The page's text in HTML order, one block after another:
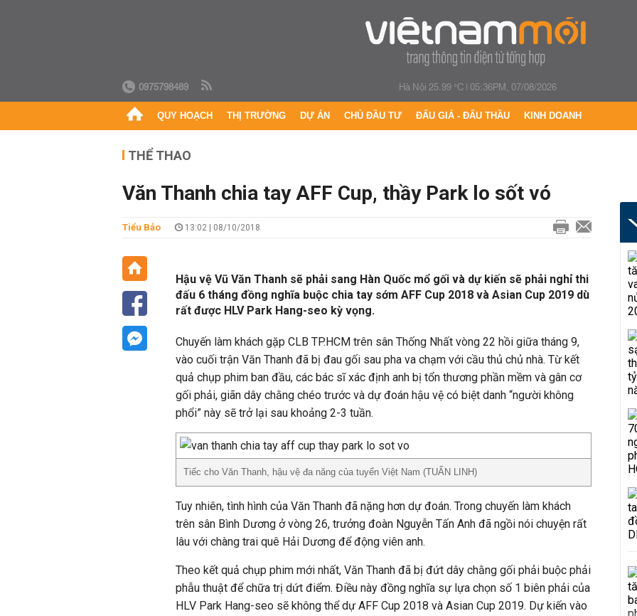
0975798489 Hà Nội 25.99 °C|05:36PM, 07/08/2026
QUY HOẠCH THỊ TRƯỜNG DỰ ÁN CHỦ ĐẦU TƯ ĐẤU GIÁ - ĐẤU THẦU KINH DOANH
THỂ THAO
Văn Thanh chia tay AFF Cup, thầy Park lo sốt vó
Tiểu Bảo 13:02 | 08/10/2018
Hậu vệ Vũ Văn Thanh sẽ phải sang Hàn Quốc mổ gối và dự kiến sẽ phải nghỉ thi
đấu 6 tháng đồng nghĩa buộc chia tay sớm AFF Cup 2018 và Asian Cup 2019 dù
rất được HLV Park Hang-seo kỳ vọng.
Chuyến làm khách gặp CLB TP.HCM trên sân Thống Nhất vòng 22 hồi giữa tháng 9,
vào cuối trận Văn Thanh đã bị đau gối sau pha va chạm với cầu thủ chủ nhà. Từ kết
quả chụp phim ban đầu, các bác sĩ xác định anh bị tổn thương phần mềm và gân cơ
gối phải, giãn dây chằng chéo trước và dự đoán hậu vệ có biệt danh “người không
phổi” này sẽ trở lại sau khoảng 2-3 tuần.
Tiếc cho Văn Thanh, hậu vệ đa năng của tuyển Việt Nam (TUẤN LINH)
Tuy nhiên, tình hình của Văn Thanh đã nặng hơn dự đoán. Trong chuyến làm khách
trên sân Bình Dương ở vòng 26, trưởng đoàn Nguyễn Tấn Anh đã ngồi nói chuyện rất
lâu với chàng trai quê Hải Dương để động viên anh.
Theo kết quả chụp phim mới nhất, Văn Thanh đã bị đứt dây chằng gối phải buộc phải
phẫu thuật để chữa trị dứt điểm. Điều này đồng nghĩa sự lựa chọn số 1 biên phải của
HLV Park Hang-seo sẽ không thể dự AFF Cup 2018 và Asian Cup 2019. Dự kiến vào